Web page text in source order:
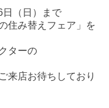
（日）まで
住み替えフェア」を
ターの
来店お待ちしており